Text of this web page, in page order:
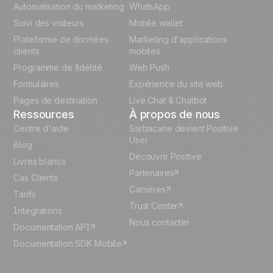
German
Italian
Automatisation du marketing
Suivi des visiteurs
Plateforme de données
clients
Programme de fidélité
Formulaires
Pages de destination
WhatsApp
Mobile wallet
Marketing d'applications
mobiles
Web Push
Expérience du site web
Live Chat & Chatbot
Ressources
Centre d'aide
Blog
Livres blancs
Cas Clients
Tarifs
Intégrations
Documentation API
Documentation SDK Mobile
À propos de nous
Sarbacane devient Positive
User
Découvrir Positive
Partenaires
Carrières
Trust Center
Nous contacter